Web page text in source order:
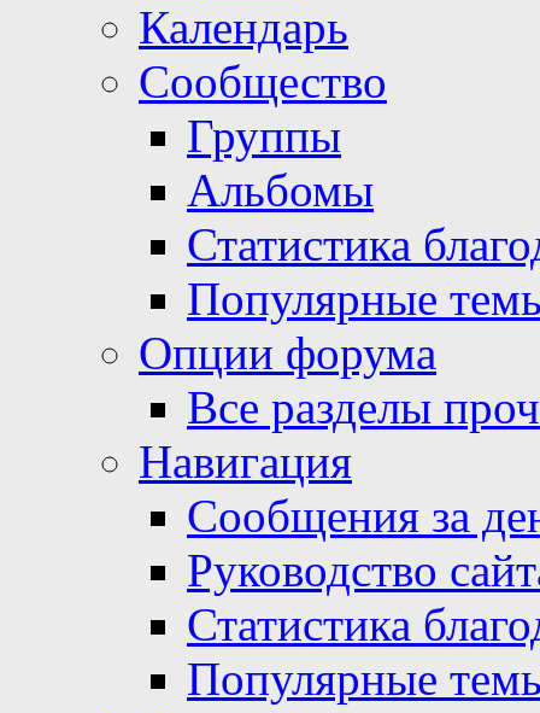
Календарь
Сообщество
Группы
Альбомы
Статистика
Популярные
Опции форума
Все разделы
Навигация
Сообщения за
Руководство
Статистика
Популярные